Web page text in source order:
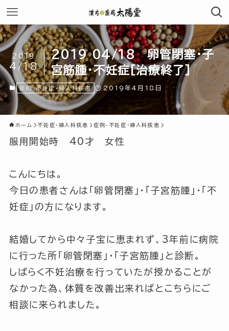
2019 04/18 卵管閉塞・子
宮筋腫・不妊症[治療終了]
2019
4/18
症例-不妊症・婦人科疾患 2019年4月18日
ホーム 不妊症・婦人科疾患 症例-不妊症・婦人科疾患
服用開始時 40才 女性
こんにちは。
今日の患者さんは「卵管閉塞」・「子宮筋腫」・「不
妊症」の方になります。
結婚してから中々子宝に恵まれず、3年前に病院
に行った所
「卵管閉塞」 ・ 「子宮筋腫」 と診断。
しばらく不妊治療を行っていたが授かることが
なかった為、体質を改善出来ればとこちらにご
相談に来られました。